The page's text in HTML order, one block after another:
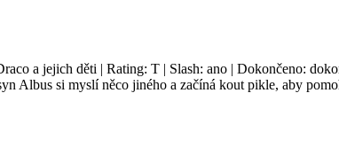
a jejich děti | Rating: T | Slash: ano | Dokončeno:
Albus si myslí něco jiného a začíná kout pikle, aby